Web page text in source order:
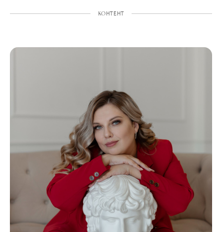
КОНТЕНТ